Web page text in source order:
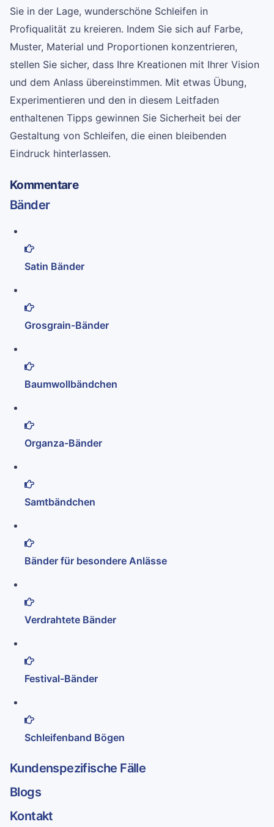
Sie in der Lage, wunderschöne Schleifen in
Profiqualität zu kreieren. Indem Sie sich auf Farbe,
Muster, Material und Proportionen konzentrieren,
stellen Sie sicher, dass Ihre Kreationen mit Ihrer Vision
und dem Anlass übereinstimmen. Mit etwas Übung,
Experimentieren und den in diesem Leitfaden
enthaltenen Tipps gewinnen Sie Sicherheit bei der
Gestaltung von Schleifen, die einen bleibenden
Eindruck hinterlassen.
Kommentare
Bänder
Satin Bänder
Grosgrain-Bänder
Baumwollbändchen
Organza-Bänder
Samtbändchen
Bänder für besondere Anlässe
Verdrahtete Bänder
Festival-Bänder
Schleifenband Bögen
Kundenspezifische Fälle
Blogs
Kontakt